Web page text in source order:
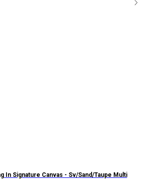
In Signature Canvas - Sv/Sand/Taupe Multi